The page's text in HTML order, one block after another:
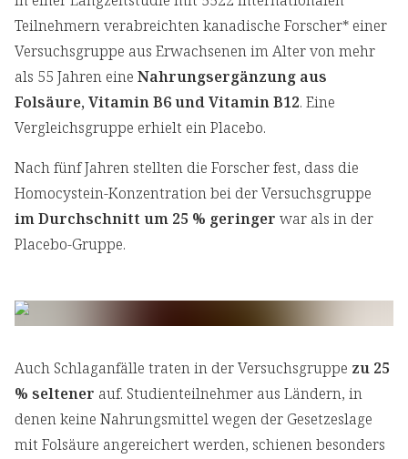
Teilnehmern verabreichten kanadische Forscher* einer
Versuchsgruppe aus Erwachsenen im Alter von mehr
als 55 Jahren eine Nahrungsergänzung aus
Folsäure, Vitamin B6 und Vitamin B12. Eine
Vergleichsgruppe erhielt ein Placebo.
Nach fünf Jahren stellten die Forscher fest, dass die
Homocystein-Konzentration bei der Versuchsgruppe
im Durchschnitt um 25 % geringer war als in der
Placebo-Gruppe.
Auch Schlaganfälle traten in der Versuchsgruppe zu 25
% seltener auf. Studienteilnehmer aus Ländern, in
denen keine Nahrungsmittel wegen der Gesetzeslage
mit Folsäure angereichert werden, schienen besonders